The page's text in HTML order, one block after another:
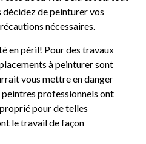
décidez de peinturer vos
nécessaires.
en péril! Pour des travaux
à peinturer sont
vous mettre en danger
peintres professionnels ont
pour de telles
le travail de façon